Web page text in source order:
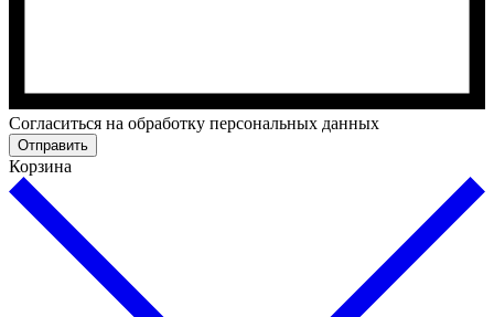
Cогласиться на обработку персональных данных
Отправить
Корзина